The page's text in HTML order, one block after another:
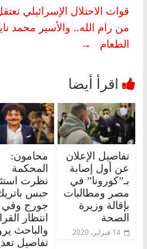
من رام الله.. والأسير محمد
الطعام
→
تفاصيل الإعلان
عن أول إصابة
بـ”كورونا” في
مصر ومطالبات
بإقالة وزيرة
الصحة
14 فبراير، 2020
محامون:
المحكمة
نظرت
حبس
جورج وفي
انتظار
والباحث
تفاصيل